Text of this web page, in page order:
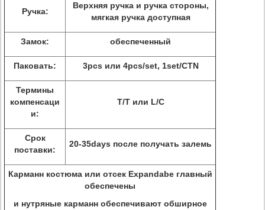
Ручка:
Верхняя ручка и ручка стороны,
мягкая ручка доступная
Замок: обеспеченный
Паковать: 3pcs или 4pcs/set, 1set/CTN
Термины
компенсаци
и:
T/T или L/C
Срок
поставки:
20-35days после получать залемь
Карманн костюма или отсек Expandabe главный
обеспечены
и нутряные карманн обеспечивают обширное